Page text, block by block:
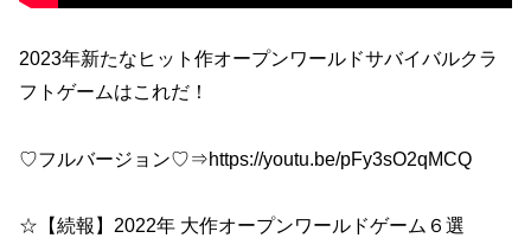
2023年新たなヒット作オープンワールドサバイバルクラ
フトゲームはこれだ！
♡フルバージョン♡⇒https://youtu.be/pFy3sO2qMCQ
☆【続報】2022年 大作オープンワールドゲーム６選